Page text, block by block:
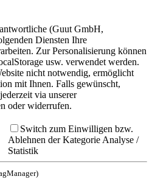
(Guut GmbH,
Diensten Ihre
Zur Personalisierung können
usw. verwendet werden.
nicht notwendig, ermöglicht
mit Ihnen. Falls gewünscht,
via unserer
oder widerrufen.
Switch zum Einwilligen bzw.
Ablehnen der Kategorie Analyse /
Statistik